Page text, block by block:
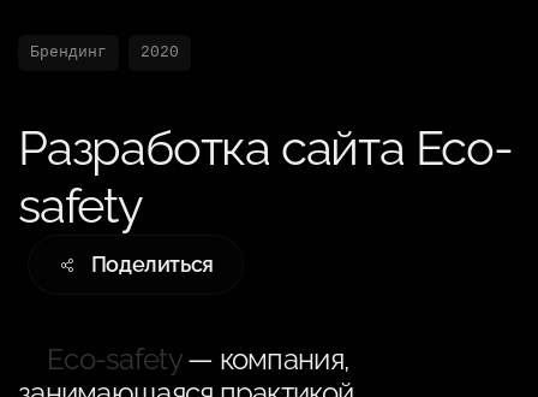
Брендинг 2020
Разработка сайта Eco-
safety
Поделиться
Eco-safety— компания,